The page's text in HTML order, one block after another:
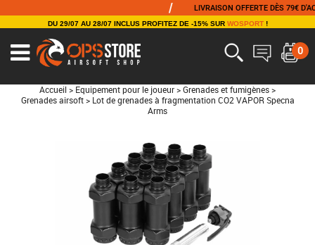
LIVRAISON OFFERTE DÈS 79€ D'ACHAT
DU 29/07 AU 28/07 INCLUS PROFITEZ DE -15% SUR WOSPORT!
0
Accueil > Equipement pour le joueur > Grenades et fumigènes >
Grenades airsoft > Lot de grenades à fragmentation CO2 VAPOR Specna
Arms